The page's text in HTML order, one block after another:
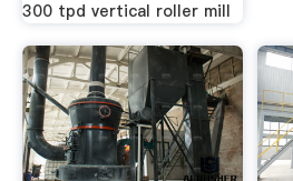
300 tpd vertical roller mill